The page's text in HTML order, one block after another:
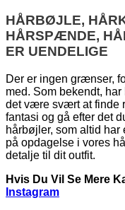
HÅRBØJLE,
HÅRSPÆNDE,
ER UENDELIGE
Der er ingen grænser,
med. Som bekendt,
det være svært at finde
fantasi og gå efter det
hårbøjler, som altid har
på opdagelse i vores
detalje til dit outfit.
Hvis Du Vil Se Mere
Instagram